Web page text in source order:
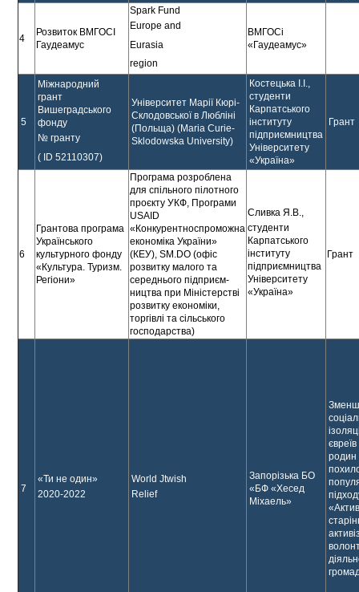
4
Розвиток ВМГОСІ
Гаудеамус
Spark Fund
Europe and
Eurasia
region
ВМГОСі
«Гаудеамус»
5
Міжнародний
грант
Вишеградського
фонду
№ гранту
( ID 52110307)
Університет Марії Кюрі-
Склодовської в Любліні
(Польща) (Maria Curie-
Sklodowska University)
Костецька І.І.,
студенти
Карпатського
інституту
підприємництва
Університету
«Україна»
Грант
6
Грантова програма
Українського
культурного фонду
«Культура. Туризм.
Регіони»
Програма розроблена
для спільного пілотного
проєкту УКФ, Програми
USAID
«Конкурентноспроможна
економіка України»
(КЕУ), SM.DO (офіс
розвитку малого та
середнього підприєм-
ництва при Міністерстві
розвитку економіки,
торгівлі та сільського
господарства)
Сливка Я.В.,
студенти
Карпатського
інституту
підприємництва
Університету
«Україна»
Грант
7
«Ти не один»
2020-2022
World Jtwish
Relief
Запорізька БО
«БФ «Хесед
Міхаель»
родин